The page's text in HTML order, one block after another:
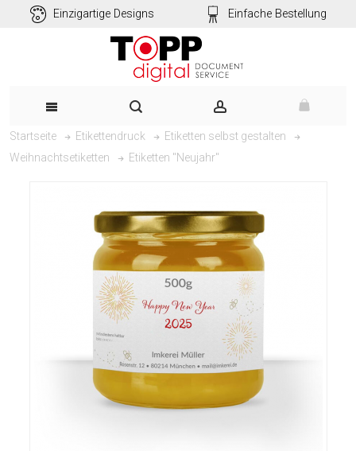
Einzigartige Designs Einfache Bestellung
Startseite Etikettendruck
Etiketten selbst gestalten
Weihnachtsetiketten
Etiketten "Neujahr"